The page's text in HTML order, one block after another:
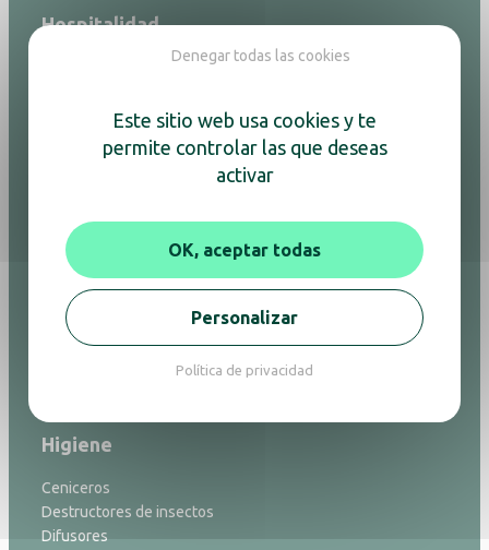
Hospitalidad
Bandejas de bienvenida
Cajas fuertes
Minibares
Planchado
Portaequipajes
Purificadores de aire
Relojes
Higiene
Ceniceros
Destructores de insectos
Difusores
Este sitio web usa cookies y te
permite controlar las que deseas
activar
OK, aceptar todas
Denegar todas las cookies
Personalizar
Política de privacidad